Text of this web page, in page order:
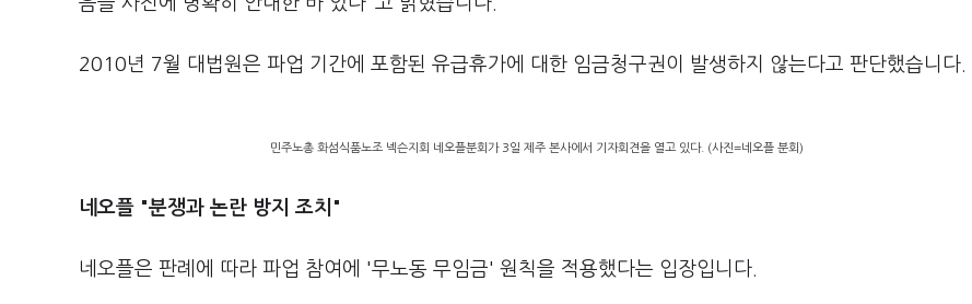
2010년 7월 대법원은 파업 기간에 포함된 유급휴가에 대한 임금청구권이 발생하지 않는다고 판단했습니다.
민주노총 화섬식품노조 넥슨지회 네오플분회가 3일 제주 본사에서 기자회견을 열고 있다. (사진=네오플 분회)
네오플 "분쟁과 논란 방지 조치"
네오플은 판례에 따라 파업 참여에 '무노동 무임금' 원칙을 적용했다는 입장입니다.